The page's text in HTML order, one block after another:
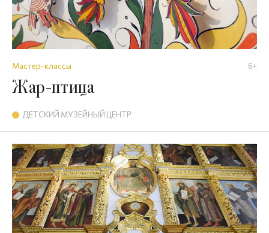
Мастер-классы 6+
Жар-птица
ДЕТСКИЙ МУЗЕЙНЫЙ ЦЕНТР